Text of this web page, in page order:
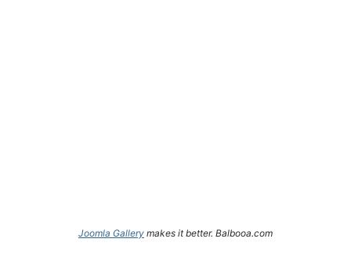
Joomla Gallery makes it better. Balbooa.com